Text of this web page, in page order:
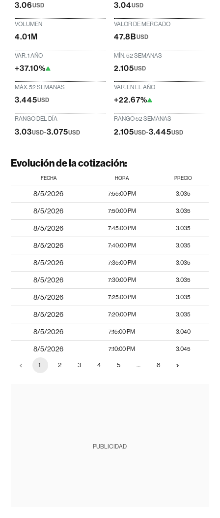
3.06USD 3.04USD
VOLUMEN
4.01M
VALOR DE MERCADO
47.8BUSD
VAR. 1 AÑO
+37.10%
MÍN. 52 SEMANAS
2.105USD
MÁX. 52 SEMANAS
3.445USD
VAR. EN EL AÑO
+22.67%
RANGO DEL DÍA
3.03USD-3.075USD
RANGO 52 SEMANAS
2.105USD-3.445USD
Evolución de la cotización:
FECHA HORA PRECIO
8/5/2026 7:55:00 PM 3.035
8/5/2026 7:50:00 PM 3.035
8/5/2026 7:45:00 PM 3.035
8/5/2026 7:40:00 PM 3.035
8/5/2026 7:35:00 PM 3.035
8/5/2026 7:30:00 PM 3.035
8/5/2026 7:25:00 PM 3.035
8/5/2026 7:20:00 PM 3.035
8/5/2026 7:15:00 PM 3.040
8/5/2026 7:10:00 PM 3.045
1 2 3 4 5 … 8
PUBLICIDAD